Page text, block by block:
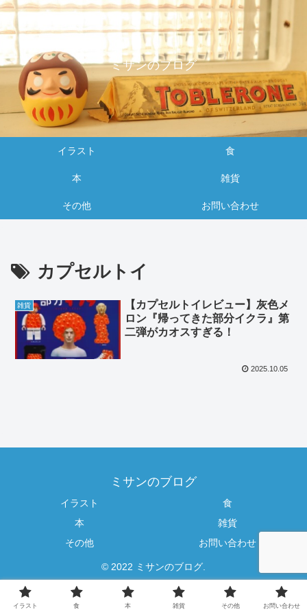
ミサンのブログ
イラスト 食
本 雑貨
その他 お問い合わせ
カプセルトイ
雑貨
【カプセルトイレビュー】灰色メ
ロン『帰ってきた部分イクラ』第
二弾がカオスすぎる！
2025.10.05
ミサンのブログ
イラスト
食
本
雑貨
その他
お問い合わせ
© 2022 ミサンのブログ.
イラスト 食 本 雑貨 その他 お問い合わせ